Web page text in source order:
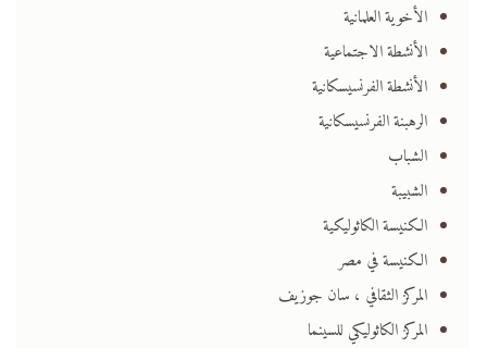
الأخوية العلمانية
الأنشطة الاجتماعية
الأنشطة الفرنسيسكانية
الرهبنة الفرنسيسكانية
الشباب
الشبيبة
الكنيسة الكاثوليكية
الكنيسة في مصر
المركز الثقافي ، سان جوزيف
المركز الكاثوليكي للسينما